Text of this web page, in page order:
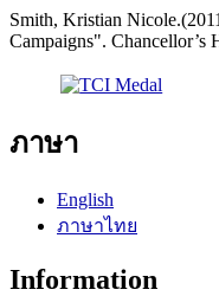
Smith, Kristian
Campaigns". Chancellor’s
ภาษา
English
ภาษาไทย
Information